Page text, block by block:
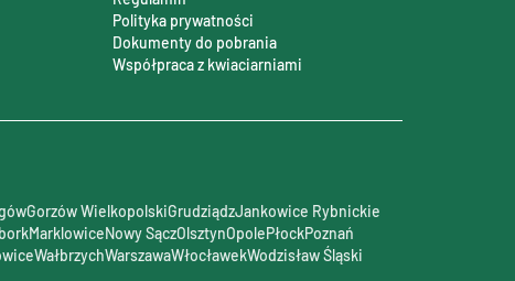
Polityka prywatności
Dokumenty do pobrania
Współpraca z kwiaciarniami
Gorzów WielkopolskiGrudziądzJankowice Rybnickie
MarklowiceNowy SączOlsztynOpolePłockPoznań
WałbrzychWarszawaWłocławekWodzisław Śląski